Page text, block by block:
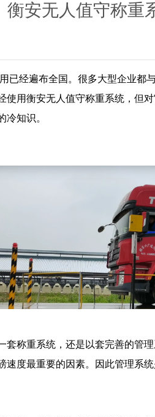
衡安无人值守称重
已经遍布全国。很多大型企业都
使用衡安无人值守称重系统，但
冷知识。
称重系统，还是以套完善的管理
速度最重要的因素。因此管理系